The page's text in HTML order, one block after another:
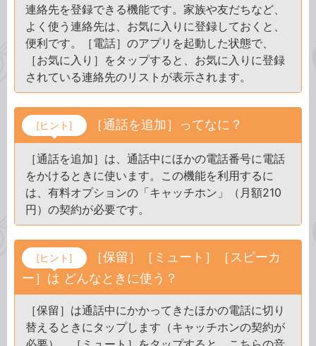
連絡先を登録できる機能です。家族や友だちなど、
よく使う連絡先は、お気に入りに登録しておくと、
便利です。［電話］のアプリを起動した状態で、
［お気に入り］をタップすると、お気に入りに登録
されている連絡先のリストが表示されます。
[ヒント] ［通話を追加］ってなに？
［通話を追加］は、通話中にほかの電話番号に電話
をかけるときに使います。この機能を利用するに
は、有料オプションの「キャッチホン」（月額210
円）の契約が必要です。
[ヒント]
［保留］［ミュート］［スピーカ
ー］は どんなときに使う？
［保留］は通話中にかかってきたほかの電話に切り
替えるときにタップします（キャッチホンの契約が